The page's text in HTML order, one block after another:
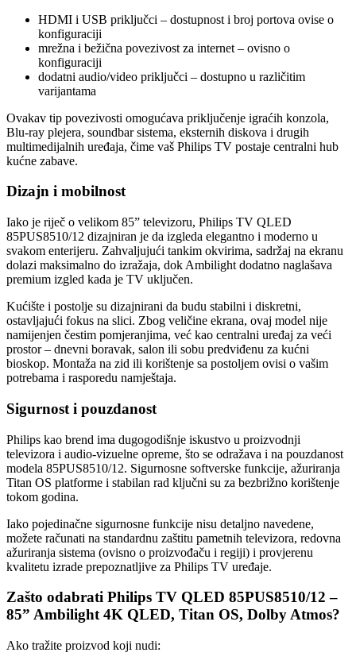
HDMI i USB priključci – dostupnost i broj portova ovise o
konfiguraciji
mrežna i bežična povezivost za internet – ovisno o
konfiguraciji
dodatni audio/video priključci – dostupno u različitim
varijantama
Ovakav tip povezivosti omogućava priključenje igraćih konzola,
Blu-ray plejera, soundbar sistema, eksternih diskova i drugih
multimedijalnih uređaja, čime vaš Philips TV postaje centralni hub
kućne zabave.
Dizajn i mobilnost
Iako je riječ o velikom 85” televizoru, Philips TV QLED
85PUS8510/12 dizajniran je da izgleda elegantno i moderno u
svakom enterijeru. Zahvaljujući tankim okvirima, sadržaj na ekranu
dolazi maksimalno do izražaja, dok Ambilight dodatno naglašava
premium izgled kada je TV uključen.
Kućište i postolje su dizajnirani da budu stabilni i diskretni,
ostavljajući fokus na slici. Zbog veličine ekrana, ovaj model nije
namijenjen čestim pomjeranjima, već kao centralni uređaj za veći
prostor – dnevni boravak, salon ili sobu predviđenu za kućni
bioskop. Montaža na zid ili korištenje sa postoljem ovisi o vašim
potrebama i rasporedu namještaja.
Sigurnost i pouzdanost
Philips kao brend ima dugogodišnje iskustvo u proizvodnji
televizora i audio-vizuelne opreme, što se odražava i na pouzdanost
modela 85PUS8510/12. Sigurnosne softverske funkcije, ažuriranja
Titan OS platforme i stabilan rad ključni su za bezbrižno korištenje
tokom godina.
Iako pojedinačne sigurnosne funkcije nisu detaljno navedene,
možete računati na standardnu zaštitu pametnih televizora, redovna
ažuriranja sistema (ovisno o proizvođaču i regiji) i provjerenu
kvalitetu izrade prepoznatljive za Philips TV uređaje.
Zašto odabrati Philips TV QLED 85PUS8510/12 –
85” Ambilight 4K QLED, Titan OS, Dolby Atmos?
Ako tražite proizvod koji nudi: